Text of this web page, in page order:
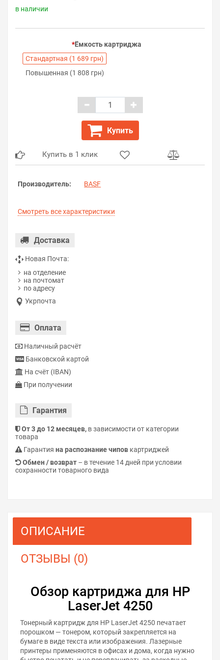
в наличии
Ёмкость картриджа
Стандартная (1 689 грн)
Повышенная (1 808 грн)
Купить
Купить в 1 клик
Производитель: BASF
Смотреть все характеристики
Доставка
Новая Почта:
на отделение
на почтомат
по адресу
Укрпочта
Оплата
Наличный расчёт
Банковской картой
На счёт (IBAN)
При получении
Гарантия
От 3 до 12 месяцев, в зависимости от категории
товара
Гарантия на распознание чипов картриджей
Обмен / возврат – в течение 14 дней при условии
сохранности товарного вида
ОПИСАНИЕ
ОТЗЫВЫ (0)
Обзор картриджа для HP
LaserJet 4250
Тонерный картридж для HP LaserJet 4250 печатает
порошком — тонером, который закрепляется на
бумаге в виде текста или изображения. Лазерные
принтеры применяются в офисах и дома, когда нужно